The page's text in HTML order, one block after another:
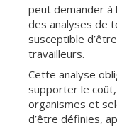
peut demander à
des analyses de
susceptible
travailleurs.
Cette analyse
supporter le
organismes et
d’être définies,